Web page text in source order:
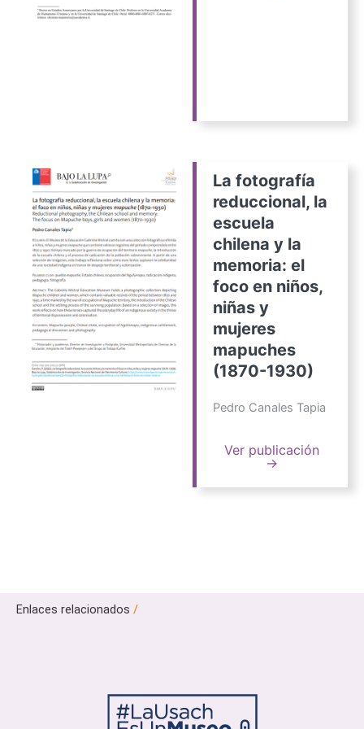
La fotografía
reduccional, la
escuela
chilena y la
memoria: el
foco en niños,
niñas y
mujeres
mapuches
(1870-1930)
Pedro Canales Tapia
Ver publicación
→
Enlaces relacionados /